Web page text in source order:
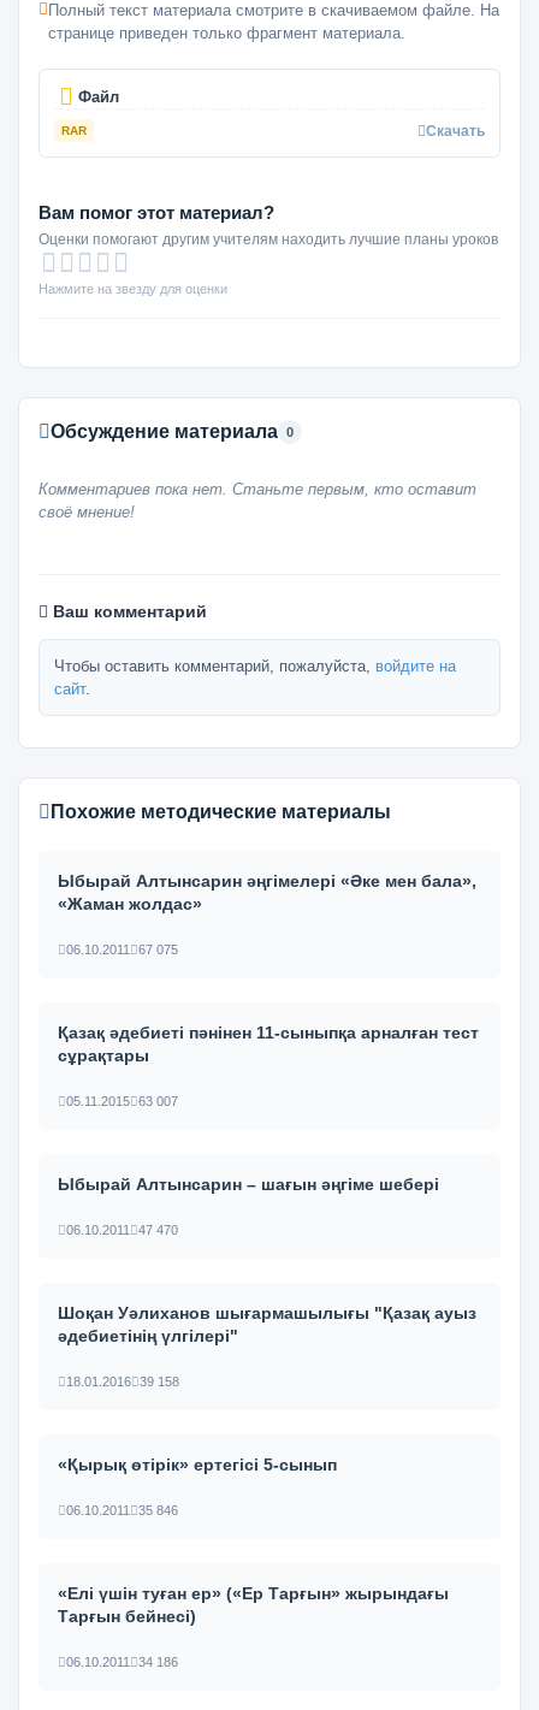
Полный текст материала смотрите в скачиваемом файле. На
странице приведен только фрагмент материала.
Файл
RAR Скачать
Вам помог этот материал?
Оценки помогают другим учителям находить лучшие планы уроков
Нажмите на звезду для оценки
Обсуждение материала 0
Комментариев пока нет. Станьте первым, кто оставит
своё мнение!
Ваш комментарий
Чтобы оставить комментарий, пожалуйста, войдите на
сайт.
Похожие методические материалы
Ыбырай Алтынсарин әңгімелері «Әке мен бала»,
«Жаман жолдас»
06.10.2011 67 075
Қазақ әдебиеті пәнінен 11-сыныпқа арналған тест
сұрақтары
05.11.2015 63 007
Ыбырай Алтынсарин – шағын әңгіме шебері
06.10.2011 47 470
Шоқан Уәлиханов шығармашылығы "Қазақ ауыз
әдебиетінің үлгілері"
18.01.2016 39 158
«Қырық өтірік» ертегісі 5-сынып
06.10.2011 35 846
«Елі үшін туған ер» («Ер Тарғын» жырындағы
Тарғын бейнесі)
06.10.2011 34 186